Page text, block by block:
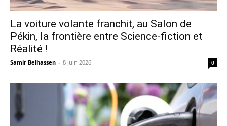
La voiture volante franchit, au Salon de
Pékin, la frontière entre Science-fiction et
Réalité !
Samir Belhassen - 8 juin 2026 0